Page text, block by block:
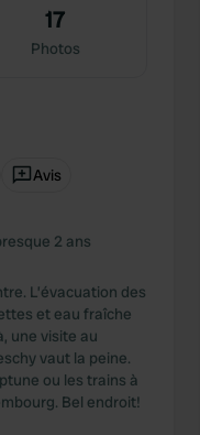
17
Photos
Avis
2 ans
L’évacuation des
et eau fraîche
une visite au
vaut la peine.
ou les trains à
Bel endroit!